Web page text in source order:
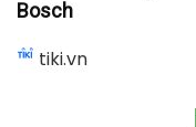
Bosch
tiki.vn